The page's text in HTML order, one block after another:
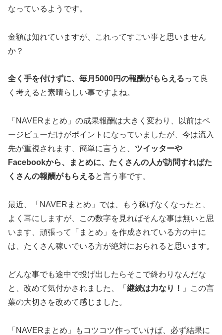
なっているようです。
金額は知れていますが、これってすごい事と思いません
か？
全く手を付けずに、毎月5000円の報酬がもらえるって良
く考えると素晴らしい事ですよね。
「NAVERまとめ」の成果報酬は大きく変わり、以前はペ
ージビューだけがポイントになっていましたが、今は流入
先が重視されます、簡単に言うと、 ツイッターや
Facebookから、まとめに、たくさんの人が訪問すればた
くさんの報酬がもらえると言う事です。
最近、「NAVERまとめ」では、もう稼げなくなったと、
よく耳にしますが、この数字を見ればそんな事は無いと思
います、頑張って「まとめ」を作成されている方の中に
は、たくさん稼いでいる方が絶対におられると思います。
どんな事でも途中で投げ出したらそこで終わりなんだな
と、改めて気付かされました、「 継続は力なり！
」この言
葉の大切さを改めて感じました。
「NAVERまとめ」もコツコツ作っていけば、必ず結果に